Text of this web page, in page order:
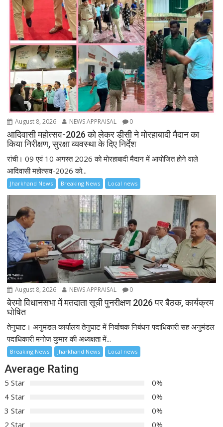
August 8, 2026 NEWS APPRAISAL 0
आदिवासी महोत्सव-2026 को लेकर डीसी ने मोरहाबादी मैदान का
किया निरीक्षण, सुरक्षा व्यवस्था के दिए निर्देश
रांची। 09 एवं 10 अगस्त 2026 को मोरहाबादी मैदान में आयोजित होने वाले
आदिवासी महोत्सव-2026 को...
Jharkhand News Breaking News Local news
August 8, 2026 NEWS APPRAISAL 0
बेरमो विधानसभा में मतदाता सूची पुनरीक्षण 2026 पर बैठक, कार्यक्रम
घोषित
तेनुघाट। अनुमंडल कार्यालय तेनुघाट में निर्वाचक निबंधन पदाधिकारी सह अनुमंडल
पदाधिकारी मनोज कुमार की अध्यक्षता में...
Breaking News Jharkhand News Local news
Average Rating
5 Star
0%
4 Star
0%
3 Star
0%
2 Star
0%